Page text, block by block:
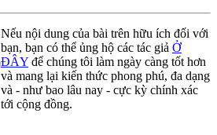
Nếu nội dung của bài trên hữu ích đối với
bạn, bạn có thể ủng hộ các tác giả Ở
ĐÂY để chúng tôi làm ngày càng tốt hơn
và mang lại kiến thức phong phú, đa dạng
và - như bao lâu nay - cực kỳ chính xác
tới cộng đồng.